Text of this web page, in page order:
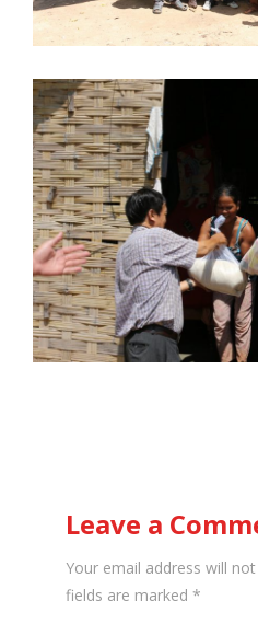
Leave a
Your email address will
fields are marked *